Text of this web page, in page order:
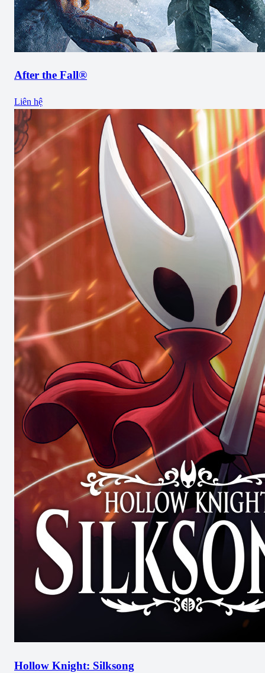
After the Fall®
Liên hệ
Hollow Knight: Silksong